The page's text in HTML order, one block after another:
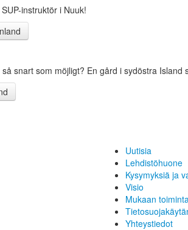
instruktör i Nuuk!
snart som möjligt? En gård i sydöstra Island
Uutisia
Lehdistöhuone
Kysymyksiä ja
Visio
Mukaan
Yhteystiedot